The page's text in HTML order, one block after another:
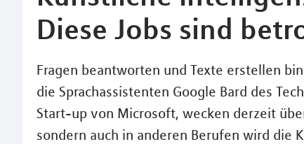
Diese Jobs sind
Fragen beantworten und Texte erstellen
die Sprachassistenten Google Bard des
Start-up von Microsoft, wecken derzeit
sondern auch in anderen Berufen wird die